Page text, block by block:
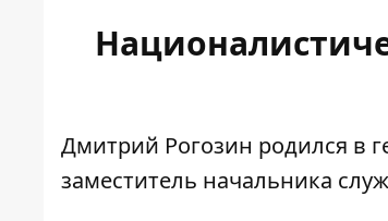
Дмитрий Рогозин родился в
заместитель начальника